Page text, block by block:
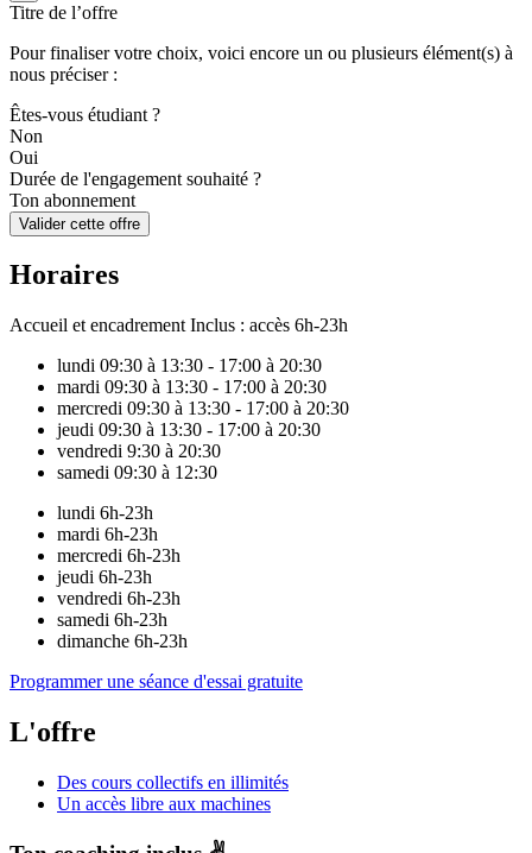
Titre de l’offre
Pour finaliser votre choix, voici encore un ou plusieurs élément(s) à
nous préciser :
Êtes-vous étudiant ?
Non
Oui
Durée de l'engagement souhaité ?
Ton abonnement
Valider cette offre
Horaires
Accueil et encadrement Inclus : accès 6h-23h
lundi 09:30 à 13:30 - 17:00 à 20:30
mardi 09:30 à 13:30 - 17:00 à 20:30
mercredi 09:30 à 13:30 - 17:00 à 20:30
jeudi 09:30 à 13:30 - 17:00 à 20:30
vendredi 9:30 à 20:30
samedi 09:30 à 12:30
lundi 6h-23h
mardi 6h-23h
mercredi 6h-23h
jeudi 6h-23h
vendredi 6h-23h
samedi 6h-23h
dimanche 6h-23h
Programmer une séance d'essai gratuite
L'offre
Des cours collectifs en illimités
Un accès libre aux machines